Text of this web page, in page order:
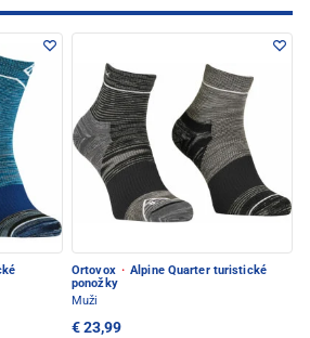
Ortovox · Alpine Quarter turistické
ponožky
Muži
€ 23,99